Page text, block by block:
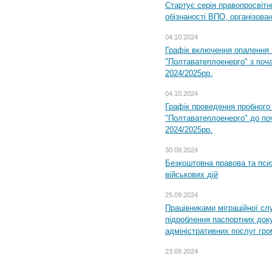
Стартує серія
обізнаності ВПО,
04.10.2024
Графік включення
"Полтаватеплоенерго" з
2024/2025рр.
04.10.2024
Графік проведення
"Полтаватеплоенерго" до
2024/2025рр.
30.09.2024
Безкоштовна правова та
військових дій
25.09.2024
Працівниками міграційної
підроблення паспортних
адміністративних послуг
23.09.2024